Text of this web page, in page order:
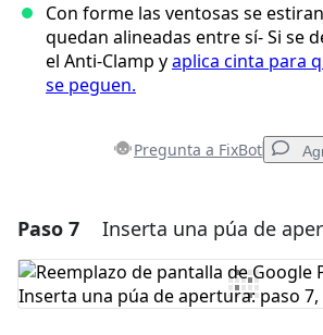
Con forme las ventosas se
quedan alineadas entre sí- Si se
el Anti-Clamp yaplica cinta para
se peguen.
Pregunta a FixBot
Agregar un
Agregar Comentario
Paso 7 Inserta una púa de